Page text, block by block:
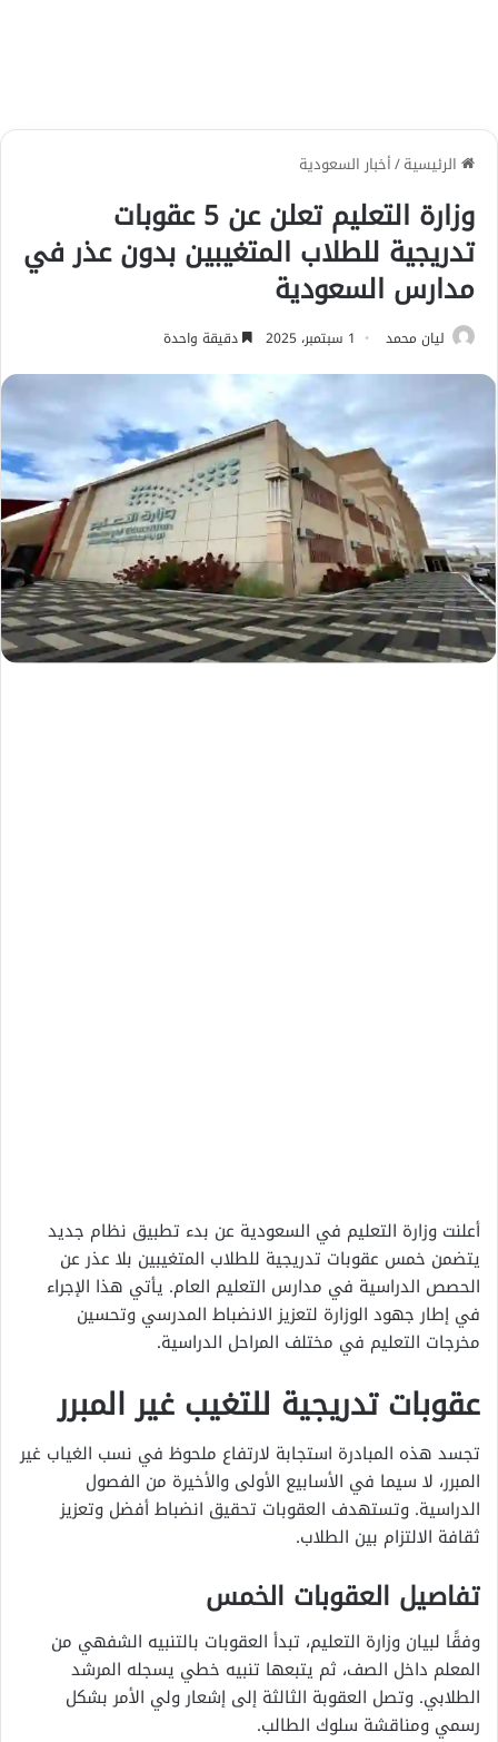
الرئيسية/أخبار السعودية
وزارة التعليم تعلن عن 5 عقوبات
تدريجية للطلاب المتغيبين بدون عذر في
مدارس السعودية
ليان محمد 1 سبتمبر، 2025 دقيقة واحدة
أعلنت وزارة التعليم في السعودية عن بدء تطبيق نظام جديد
يتضمن خمس عقوبات تدريجية للطلاب المتغيبين بلا عذر عن
الحصص الدراسية في مدارس التعليم العام. يأتي هذا الإجراء
في إطار جهود الوزارة لتعزيز الانضباط المدرسي وتحسين
مخرجات التعليم في مختلف المراحل الدراسية.
عقوبات تدريجية للتغيب غير المبرر
تجسد هذه المبادرة استجابة لارتفاع ملحوظ في نسب الغياب غير
المبرر، لا سيما في الأسابيع الأولى والأخيرة من الفصول
الدراسية. وتستهدف العقوبات تحقيق انضباط أفضل وتعزيز
ثقافة الالتزام بين الطلاب.
تفاصيل العقوبات الخمس
وفقًا لبيان وزارة التعليم، تبدأ العقوبات بالتنبيه الشفهي من
المعلم داخل الصف، ثم يتبعها تنبيه خطي يسجله المرشد
الطلابي. وتصل العقوبة الثالثة إلى إشعار ولي الأمر بشكل
رسمي ومناقشة سلوك الطالب.